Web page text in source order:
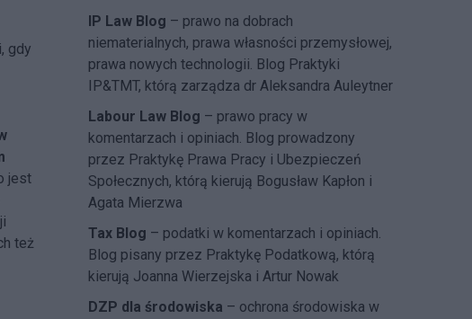
gdy
jest
też
IP Law Blog – prawo na dobrach
niematerialnych, prawa własności przemysłowej,
prawa nowych technologii. Blog Praktyki
IP&TMT, którą zarządza dr Aleksandra Auleytner
Labour Law Blog – prawo pracy w
komentarzach i opiniach. Blog prowadzony
przez Praktykę Prawa Pracy i Ubezpieczeń
Społecznych, którą kierują Bogusław Kapłon i
Agata Mierzwa
Tax Blog – podatki w komentarzach i opiniach.
Blog pisany przez Praktykę Podatkową, którą
kierują Joanna Wierzejska i Artur Nowak
DZP dla środowiska – ochrona środowiska w